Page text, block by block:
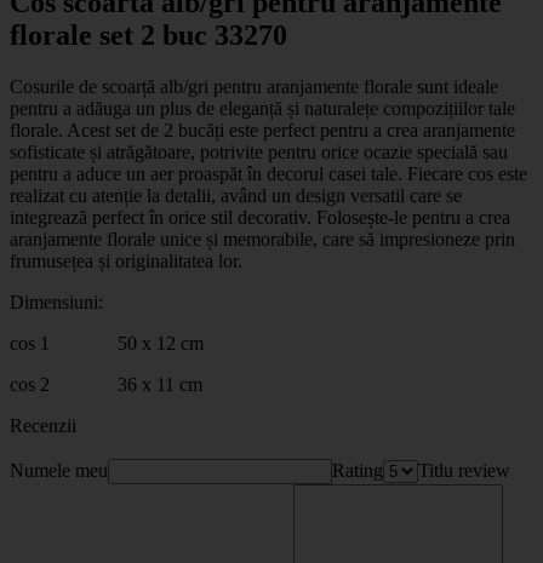
florale set 2 buc 33270
Cosurile de scoarță alb/gri pentru aranjamente florale sunt ideale
pentru a adăuga un plus de eleganță și naturalețe compozițiilor tale
florale. Acest set de 2 bucăți este perfect pentru a crea aranjamente
sofisticate și atrăgătoare, potrivite pentru orice ocazie specială sau
pentru a aduce un aer proaspăt în decorul casei tale. Fiecare cos este
realizat cu atenție la detalii, având un design versatil care se
integrează perfect în orice stil decorativ. Folosește-le pentru a crea
aranjamente florale unice și memorabile, care să impresioneze prin
frumusețea și originalitatea lor.
Dimensiuni:
cos 1 50 x 12 cm
cos 2 36 x 11 cm
Recenzii
Numele meu Rating Titlu review